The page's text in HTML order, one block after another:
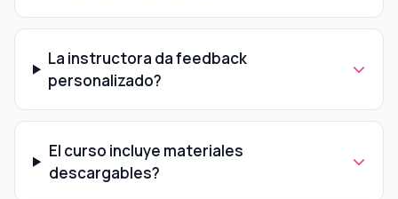
La instructora da feedback
personalizado?
El curso incluye materiales
descargables?